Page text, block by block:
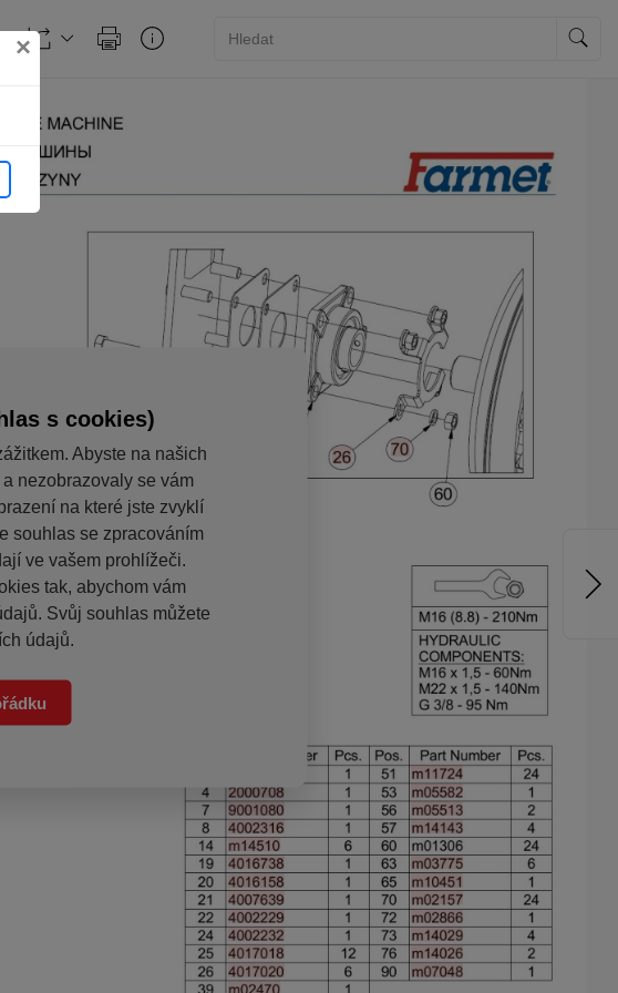
×
s cookies)
Abyste na našich
nezobrazovaly se vám
na které jste zvyklí
souhlas se zpracováním
ve vašem prohlížeči.
tak, abychom vám
Svůj souhlas můžete
údajů.